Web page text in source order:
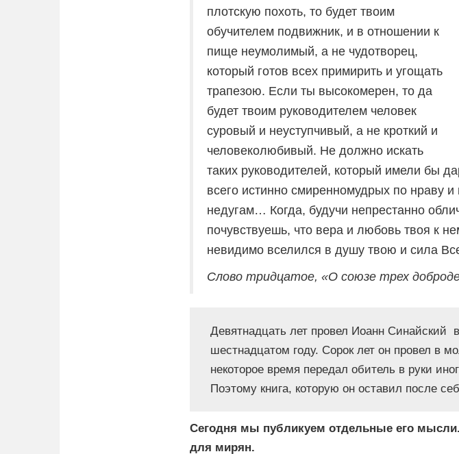
плотскую похоть, то будет твоим
обучителем подвижник, и в отношении к
пище неумолимый, а не чудотворец,
который готов всех примирить и угощать
трапезою. Если ты высокомерен, то да
будет твоим руководителем человек
суровый и неуступчивый, а не кроткий и
человеколюбивый. Не должно искать
таких руководителей, который имели бы
всего истинно смиренномудрых по нраву
недугам… Когда, будучи непрестанно
почувствуешь, что вера и любовь твоя к
невидимо вселился в душу твою и сила
Слово тридцатое, «О союзе трех
Девятнадцать лет провел Иоанн
шестнадцатом году. Сорок лет он провел в
некоторое время передал обитель в руки
Поэтому книга, которую он оставил после
Сегодня мы публикуем отдельные его
для мирян.